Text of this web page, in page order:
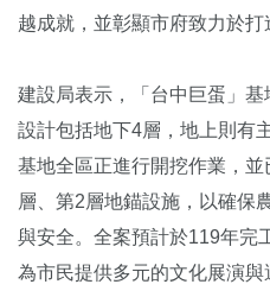
越成就，並彰顯市府致力於打
建設局表示，「台中巨蛋」
設計包括地下4層，地上則有
基地全區正進行開挖作業，
層、第2層地錨設施，以確保
與安全。全案預計於119年完
為市民提供多元的文化展演